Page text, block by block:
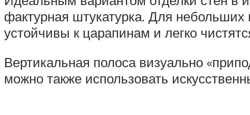
фактурная штукатурка. Для
устойчивы к царапинам и легко
Вертикальная полоса визуально
можно также использовать